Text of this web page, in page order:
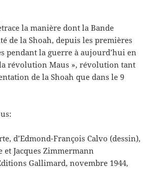
la manière dont la Bande
de la Shoah, depuis les premières
pendant la guerre à aujourd’hui en
révolution Maus », révolution tant
de la Shoah que dans le 9
d’Edmond-François Calvo (dessin),
et Jacques Zimmermann
Gallimard, novembre 1944,